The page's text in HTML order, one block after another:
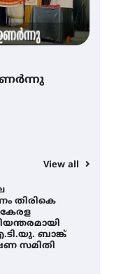
View all
ഉണർന്നു
ബാങ്ക്
സമിതി
–
തുടരും,
അലർട്ട്